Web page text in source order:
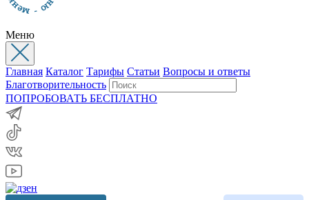
Меню
Главная Каталог Тарифы Статьи Вопросы и ответы
Благотворительность
ПОПРОБОВАТЬ БЕСПЛАТНО